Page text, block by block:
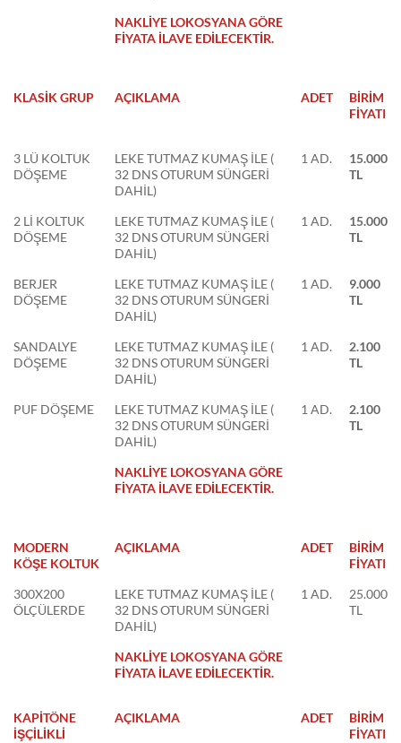
NAKLİYE LOKOSYANA GÖRE
FİYATA İLAVE EDİLECEKTİR.
KLASİK GRUP AÇIKLAMA ADET
BİRİM
FİYATI
3 LÜ KOLTUK
DÖŞEME
LEKE TUTMAZ KUMAŞ İLE (
32 DNS OTURUM SÜNGERİ
DAHİL)
1 AD.
15.000
TL
2 Lİ KOLTUK
DÖŞEME
LEKE TUTMAZ KUMAŞ İLE (
32 DNS OTURUM SÜNGERİ
DAHİL)
1 AD.
15.000
TL
BERJER
DÖŞEME
LEKE TUTMAZ KUMAŞ İLE (
32 DNS OTURUM SÜNGERİ
DAHİL)
1 AD.
9.000
TL
SANDALYE
DÖŞEME
LEKE TUTMAZ KUMAŞ İLE (
32 DNS OTURUM SÜNGERİ
DAHİL)
1 AD.
2.100
TL
PUF DÖŞEME
LEKE TUTMAZ KUMAŞ İLE (
32 DNS OTURUM SÜNGERİ
DAHİL)
1 AD.
2.100
TL
NAKLİYE LOKOSYANA GÖRE
FİYATA İLAVE EDİLECEKTİR.
MODERN
KÖŞE KOLTUK
AÇIKLAMA ADET
BİRİM
FİYATI
300X200
ÖLÇÜLERDE
LEKE TUTMAZ KUMAŞ İLE (
32 DNS OTURUM SÜNGERİ
DAHİL)
1 AD.
25.000
TL
NAKLİYE LOKOSYANA GÖRE
FİYATA İLAVE EDİLECEKTİR.
KAPİTÖNE
İŞÇİLİKLİ
AÇIKLAMA ADET
BİRİM
FİYATI